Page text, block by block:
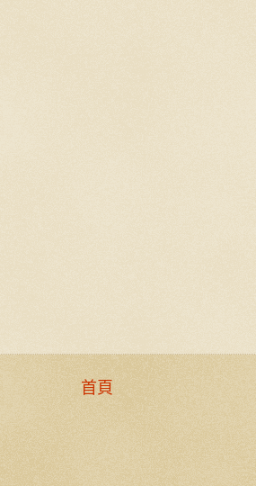
首頁